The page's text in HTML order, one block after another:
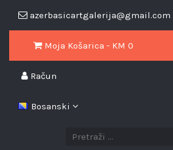
azerbasicartgalerija@gmail.com
Moja Košarica - KM 0
Račun
Bosanski